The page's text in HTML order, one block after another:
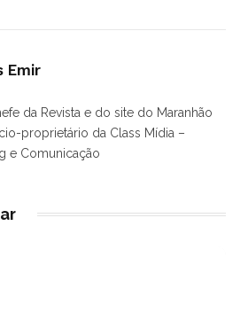
Emir
da Revista e do site do Maranhão
proprietário da Class Mídia –
e Comunicação